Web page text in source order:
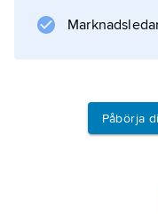
Påbörja